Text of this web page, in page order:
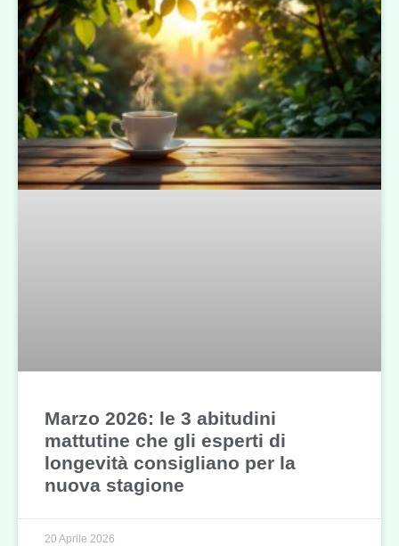
Marzo 2026: le 3 abitudini
mattutine che gli esperti di
longevità consigliano per la
nuova stagione
20 Aprile 2026